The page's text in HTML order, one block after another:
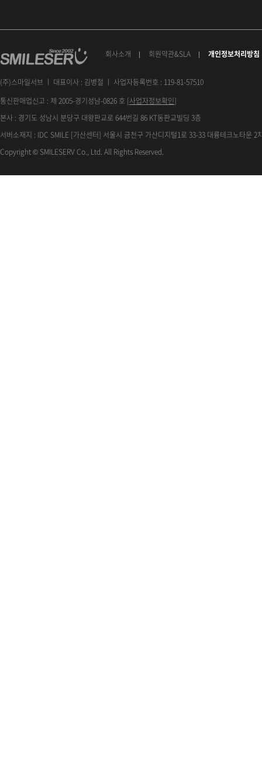
회사소개 회원약관&SLA 개인정보처리방침
(주)스마일서브 ㅣ 대표이사 : 김병철 ㅣ 사업자등록번호 : 119-81-57510
통신판매업신고 : 제 2005-경기성남-0826 호 [사업자정보확인]
본사 : 경기도 성남시 분당구 대왕판교로 644번길 86 KT동판교빌딩 3층
서버소재지 : IDC SMILE [가산센터] 서울시 금천구 가산디지털1로 33-33 대륭테크노타운 2
Copyright © SMILESERV Co., Ltd. All Rights Reserved.